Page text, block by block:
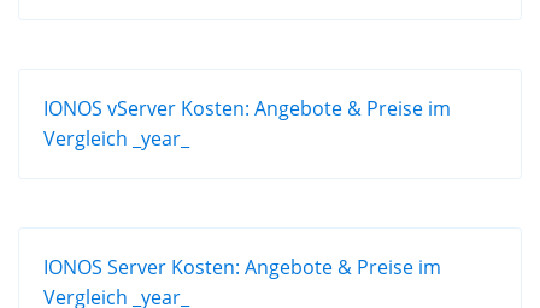
IONOS vServer Kosten: Angebote & Preise im
Vergleich _year_
IONOS Server Kosten: Angebote & Preise im
Vergleich _year_